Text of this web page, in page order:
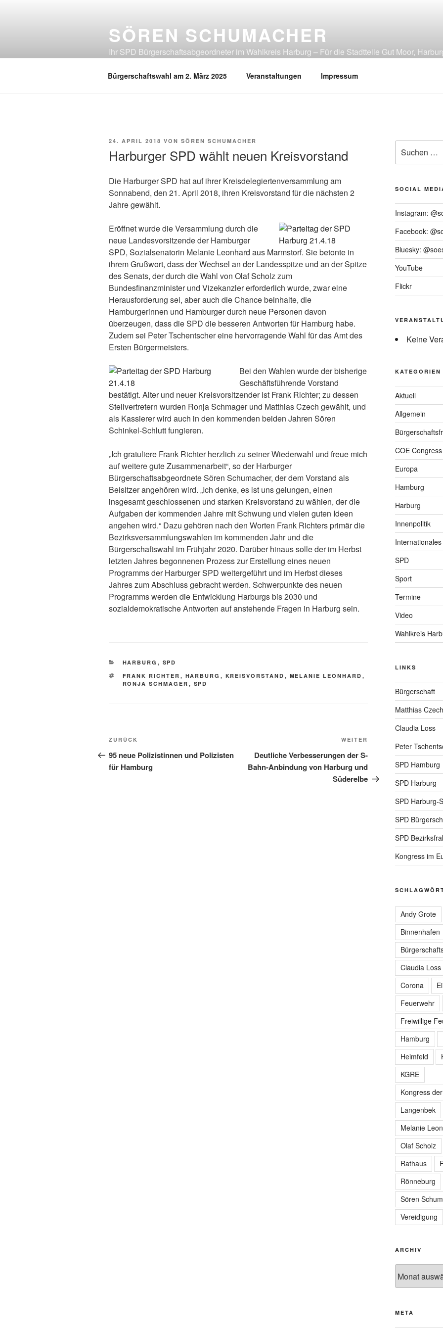
SÖREN SCHUMACHER
Ihr SPD Bürgerschaftsabgeordneter im Wahlkreis Harburg – Für die Stadtteile Gut Moor,
Bürgerschaftswahl am 2. März 2025 Veranstaltungen Impressum
VERÖFFENTLICHT
24. APRIL 2018 VON SÖREN SCHUMACHER
Harburger SPD wählt neuen Kreisvorstand
Die Harburger SPD hat auf ihrer Kreisdelegiertenversammlung am
Sonnabend, den 21. April 2018, ihren Kreisvorstand für die nächsten 2
Jahre gewählt.
Eröffnet wurde die Versammlung durch die
neue Landesvorsitzende der Hamburger
SPD, Sozialsenatorin Melanie Leonhard aus Marmstorf. Sie betonte in
ihrem Grußwort, dass der Wechsel an der Landesspitze und an der Spitze
des Senats, der durch die Wahl von Olaf Scholz zum
Bundesfinanzminister und Vizekanzler erforderlich wurde, zwar eine
Herausforderung sei, aber auch die Chance beinhalte, die
Hamburgerinnen und Hamburger durch neue Personen davon
überzeugen, dass die SPD die besseren Antworten für Hamburg habe.
Zudem sei Peter Tschentscher eine hervorragende Wahl für das Amt des
Ersten Bürgermeisters.
Bei den Wahlen wurde der bisherige
Geschäftsführende Vorstand
bestätigt. Alter und neuer Kreisvorsitzender ist Frank Richter; zu dessen
Stellvertretern wurden Ronja Schmager und Matthias Czech gewählt, und
als Kassierer wird auch in den kommenden beiden Jahren Sören
Schinkel-Schlutt fungieren.
„Ich gratuliere Frank Richter herzlich zu seiner Wiederwahl und freue mich
auf weitere gute Zusammenarbeit“, so der Harburger
Bürgerschaftsabgeordnete Sören Schumacher, der dem Vorstand als
Beisitzer angehören wird. „Ich denke, es ist uns gelungen, einen
insgesamt geschlossenen und starken Kreisvorstand zu wählen, der die
Aufgaben der kommenden Jahre mit Schwung und vielen guten Ideen
angehen wird.“ Dazu gehören nach den Worten Frank Richters primär die
Bezirksversammlungswahlen im kommenden Jahr und die
Bürgerschaftswahl im Frühjahr 2020. Darüber hinaus solle der im Herbst
letzten Jahres begonnenen Prozess zur Erstellung eines neuen
Programms der Harburger SPD weitergeführt und im Herbst dieses
Jahres zum Abschluss gebracht werden. Schwerpunkte des neuen
Programms werden die Entwicklung Harburgs bis 2030 und
sozialdemokratische Antworten auf anstehende Fragen in Harburg sein.
KATEGORIEN
HARBURG , SPD
SCHLAGWÖRTER
FRANK RICHTER , HARBURG , KREISVORSTAND , MELANIE LEONHARD ,
RONJA SCHMAGER , SPD
Beitragsnavigation
Vorheriger
Beitrag
ZURÜCK
95 neue Polizistinnen und Polizisten
für Hamburg
Nächster
Beitrag
WEITER
Deutliche Verbesserungen der S-
Bahn-Anbindung von Harburg und
Süderelbe
nach:
SOCIAL
Instagram:
Facebook:
Bluesky:
YouTube
Flickr
Keine
KATEGORIEN
Aktuell
Allgemein
COE Congress
Europa
Hamburg
Harburg
Innenpolitik
Internationales
SPD
Sport
Termine
Video
Wahlkreis
LINKS
Bürgerschaft
Matthias Czech
Claudia Loss
Peter
SPD Hamburg
SPD Harburg
SPD Harburg-
SPD
SPD
Kongress im
Andy Grote
Binnenhafen
Claudia Loss
Corona
Feuerwehr
Freiwillige
Hamburg
Heimfeld
KGRE
Kongress
Langenbek
Melanie
Olaf Scholz
Rathaus
Rönneburg
Sören
Vereidigung
ARCHIV
META